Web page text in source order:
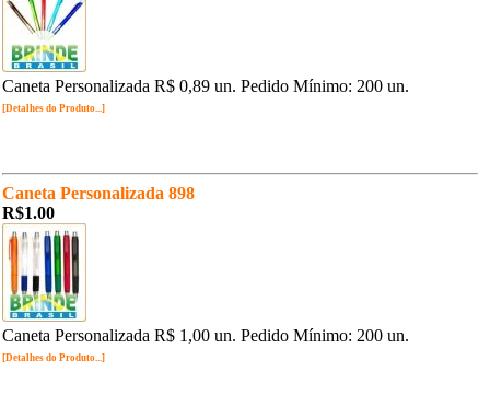
Caneta Personalizada R$ 0,89 un. Pedido Mínimo: 200 un.
[Detalhes do Produto...]
Caneta Personalizada 898
R$1.00
Caneta Personalizada R$ 1,00 un. Pedido Mínimo: 200 un.
[Detalhes do Produto...]